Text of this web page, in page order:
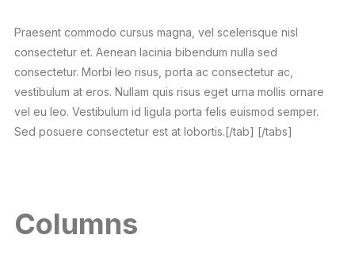
Praesent commodo cursus magna, vel scelerisque nisl
consectetur et. Aenean lacinia bibendum nulla sed
consectetur. Morbi leo risus, porta ac consectetur ac,
vestibulum at eros. Nullam quis risus eget urna mollis ornare
vel eu leo. Vestibulum id ligula porta felis euismod semper.
Sed posuere consectetur est at lobortis.[/tab] [/tabs]
Columns